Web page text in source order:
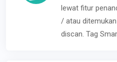
lewat fitur
/ atau
discan. Tag